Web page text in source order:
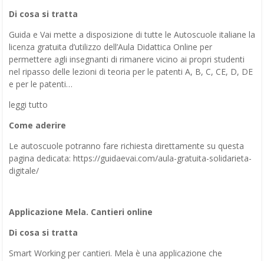
Di cosa si tratta
Guida e Vai mette a disposizione di tutte le Autoscuole italiane la
licenza gratuita d’utilizzo dell’Aula Didattica Online per
permettere agli insegnanti di rimanere vicino ai propri studenti
nel ripasso delle lezioni di teoria per le patenti A, B, C, CE, D, DE
e per le patenti…
leggi tutto
Come aderire
Le autoscuole potranno fare richiesta direttamente su questa
pagina dedicata: https://guidaevai.com/aula-gratuita-solidarieta-
digitale/
Applicazione Mela. Cantieri online
Di cosa si tratta
Smart Working per cantieri. Mela è una applicazione che